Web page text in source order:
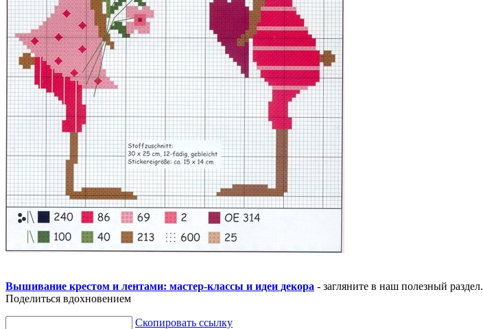
Вышивание крестом и лентами: мастер-классы и идеи декора - загляните в наш полезный раздел.
Поделиться вдохновением
Скопировать ссылку